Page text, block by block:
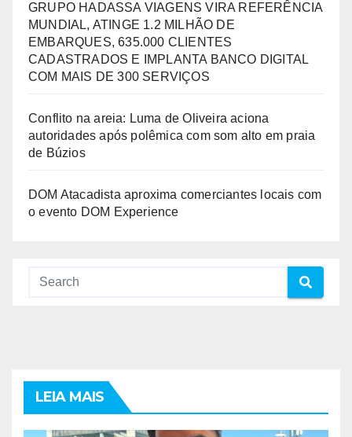
GRUPO HADASSA VIAGENS VIRA REFERÊNCIA
MUNDIAL, ATINGE 1.2 MILHÃO DE
EMBARQUES, 635.000 CLIENTES
CADASTRADOS E IMPLANTA BANCO DIGITAL
COM MAIS DE 300 SERVIÇOS
Conflito na areia: Luma de Oliveira aciona
autoridades após polêmica com som alto em praia
de Búzios
DOM Atacadista aproxima comerciantes locais com
o evento DOM Experience
LEIA MAIS